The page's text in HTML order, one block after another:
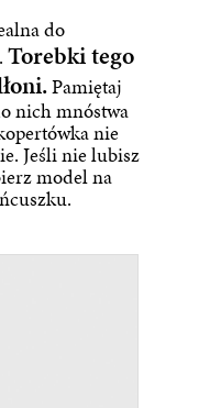
do
Torebki tego
Pamiętaj
nich mnóstwa
nie
Jeśli nie lubisz
model na